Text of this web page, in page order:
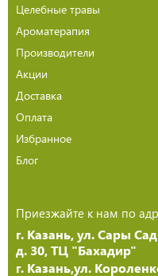
Целебные травы
Ароматерапия
Производители
Акции
Доставка
Оплата
Избранное
Блог
Приезжайте к нам по
г. Казань, ул. Сары
д. 30, ТЦ "Бахадир"
г. Казань,ул.